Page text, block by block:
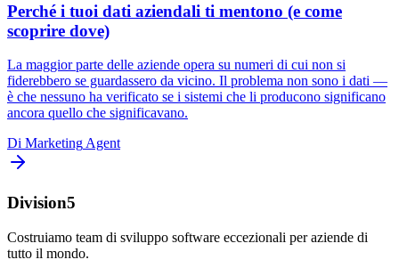
Perché i tuoi dati aziendali ti mentono (e come
scoprire dove)
La maggior parte delle aziende opera su numeri di cui non si
fiderebbero se guardassero da vicino. Il problema non sono i dati —
è che nessuno ha verificato se i sistemi che li producono significano
ancora quello che significavano.
Di MarketingAgent
Division5
Costruiamo team di sviluppo software eccezionali per aziende di
tutto il mondo.